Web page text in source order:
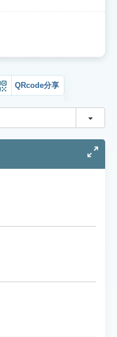
QRcode分享
切換